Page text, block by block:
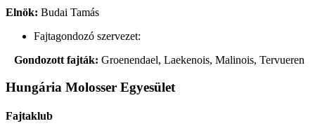
Elnök: Budai Tamás
Fajtagondozó szervezet:
Gondozott fajták: Groenendael, Laekenois, Malinois, Tervueren
Hungária Molosser Egyesület
Fajtaklub